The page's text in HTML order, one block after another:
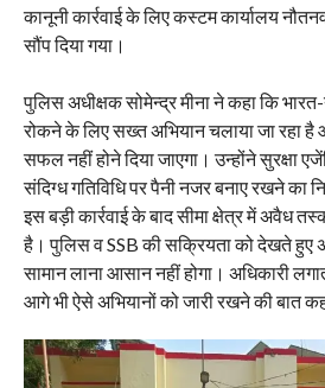
कानूनी कार्रवाई के लिए कस्टम कार्यालय
सौंप दिया गया।
पुलिस अधीक्षक सोमेन्द्र मीना ने कहा कि
रोकने के लिए सख्त अभियान चलाया जा रहा है
सफल नहीं होने दिया जाएगा। उन्होंने सुरक्षा
संदिग्ध गतिविधि पर पैनी नजर बनाए रखने का
इस बड़ी कार्रवाई के बाद सीमा क्षेत्र में अवैध
है। पुलिस व SSB की सक्रियता को देखते हुए
सामान लाना आसान नहीं होगा। अधिकारी
आगे भी ऐसे अभियानों को जारी रखने की बात